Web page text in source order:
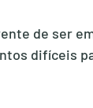
de ser
difíceis